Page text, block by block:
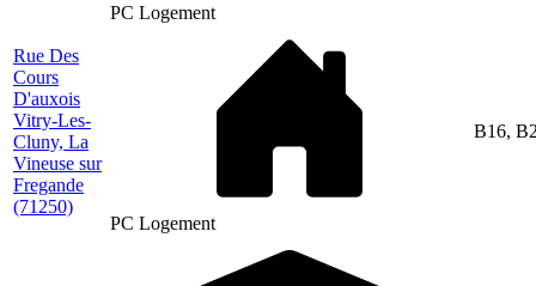
PC Logement
Rue Des
Cours
D'auxois
Vitry-Les-
Cluny, La
Vineuse sur
Fregande
(71250)
PC Logement
B16,